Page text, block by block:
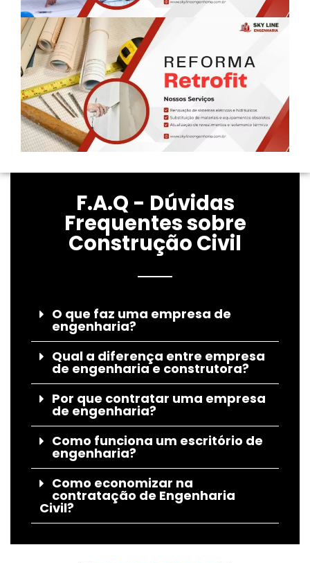
F.A.Q - Dúvidas
Frequentes sobre
Construção Civil
O que faz uma empresa de
engenharia?
Qual a diferença entre empresa
de engenharia e construtora?
Por que contratar uma empresa
de engenharia?
Como funciona um escritório de
engenharia?
Como economizar na
contratação de Engenharia
Civil?